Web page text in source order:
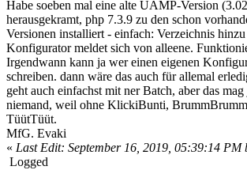
Habe soeben mal eine alte UAMP-Version
herausgekramt, php 7.3.9 zu den schon
Versionen installiert - einfach: Verzeichnis
Konfigurator meldet sich von alleene.
Irgendwann kann ja wer einen eigenen
schreiben. dann wäre das auch für allemal
geht auch einfachst mit ner Batch, aber das mag
niemand, weil ohne KlickiBunti,
TüütTüüt.
MfG. Evaki
« Last Edit: September 16, 2019, 05:39:14 PM
Logged